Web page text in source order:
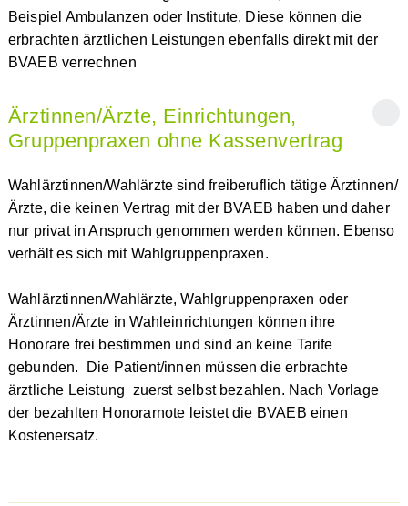
Beispiel Ambulanzen oder Institute. Diese können die
erbrachten ärztlichen Leistungen ebenfalls direkt mit der
BVAEB verrechnen
Ärztinnen/Ärzte, Einrichtungen,
Gruppenpraxen ohne Kassenvertrag
Wahlärztinnen/Wahlärzte sind freiberuflich tätige Ärztinnen/
Ärzte, die keinen Vertrag mit der BVAEB haben und daher
nur privat in Anspruch genommen werden können. Ebenso
verhält es sich mit Wahlgruppenpraxen.
Wahlärztinnen/Wahlärzte, Wahlgruppenpraxen oder
Ärztinnen/Ärzte in Wahleinrichtungen können ihre
Honorare frei bestimmen und sind an keine Tarife
gebunden. Die Patient/innen müssen die erbrachte
ärztliche Leistung zuerst selbst bezahlen. Nach Vorlage
der bezahlten Honorarnote leistet die BVAEB einen
Kostenersatz.